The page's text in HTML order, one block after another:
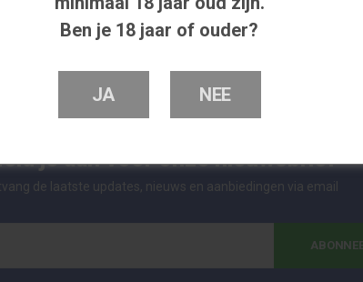
Ben je 18 jaar of ouder?
JA NEE
je aan voor onze nieuwsbrief
de laatste updates, nieuws en aanbiedingen via email